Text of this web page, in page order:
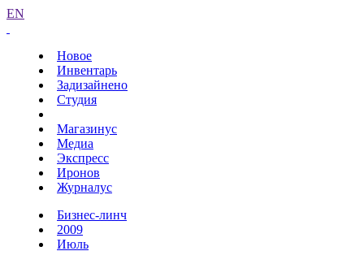
EN
Новое
Инвентарь
Задизайнено
Студия
Магазинус
Медиа
Экспресс
Иронов
Журналус
Бизнес-линч
2009
Июль